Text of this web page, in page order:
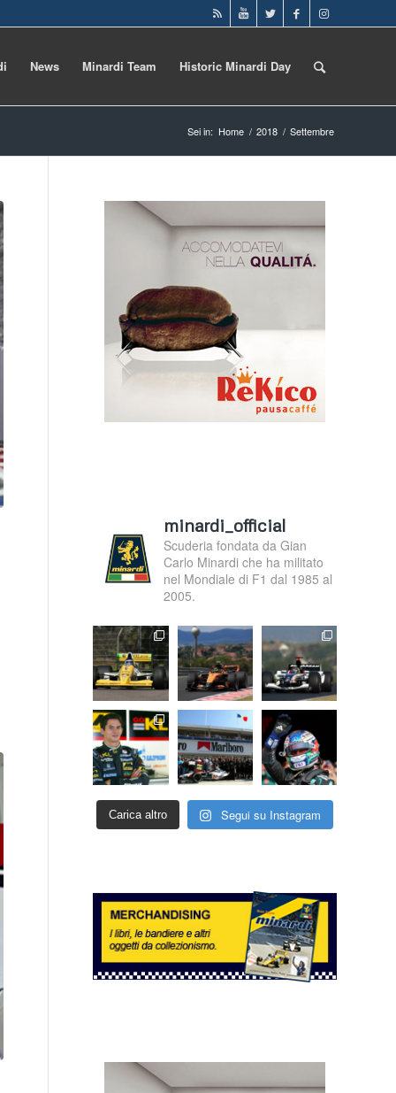
News Minardi Team Historic Minardi Day
Sei in: Home / 2018 / Settembre
minardi_official
Scuderia fondata da Gian
Carlo Minardi che ha militato
nel Mondiale di F1 dal 1985 al
2005.
Carica altro Segui su Instagram